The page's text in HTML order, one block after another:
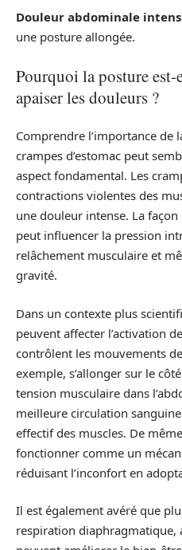
Douleur abdominale
une posture allongée.
Pourquoi la posture
apaiser les douleurs ?
Comprendre l’importance de
crampes d’estomac peut
aspect fondamental. Les
contractions violentes des
une douleur intense. La
peut influencer la pression
relâchement musculaire et
gravité.
Dans un contexte plus
peuvent affecter l’activation
contrôlent les mouvements
exemple, s’allonger sur le
tension musculaire dans
meilleure circulation
effectif des muscles. De
fonctionner comme un
réduisant l’inconfort en
Il est également avéré que
respiration diaphragmatique,